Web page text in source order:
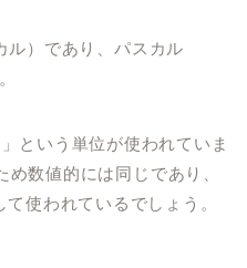
ル）であり、パスカル
という単位が使われていま
数値的には同じであり、
使われているでしょう。
Python
WORD